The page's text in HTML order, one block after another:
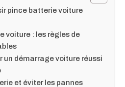
pince batterie voiture
voiture : les règles de
un démarrage voiture réussi
et éviter les pannes